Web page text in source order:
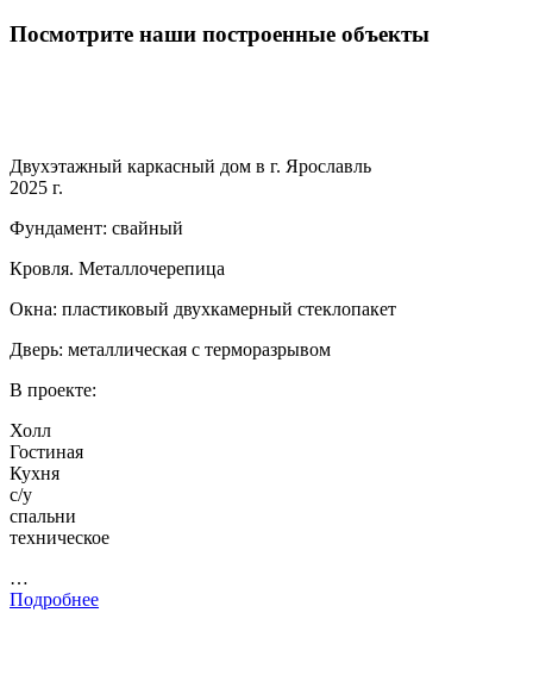
Посмотрите наши построенные объекты
Двухэтажный каркасный дом в г. Ярославль
2025 г.
Фундамент: свайный
Кровля. Металлочерепица
Окна: пластиковый двухкамерный стеклопакет
Дверь: металлическая с терморазрывом
В проекте:
Холл
Гостиная
Кухня
с/у
спальни
техническое
…
Подробнее